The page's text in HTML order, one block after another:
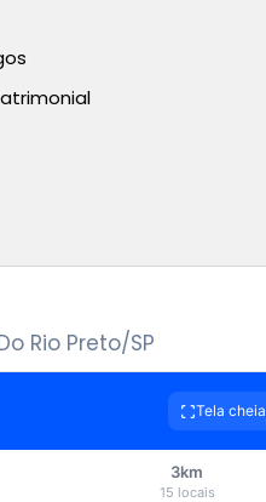
Rio Preto/SP
Tela cheia
3km
15 locais